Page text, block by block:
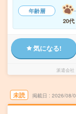
年齢層
20代
気になる!
派遣会社
未読 掲載日 2026/08/